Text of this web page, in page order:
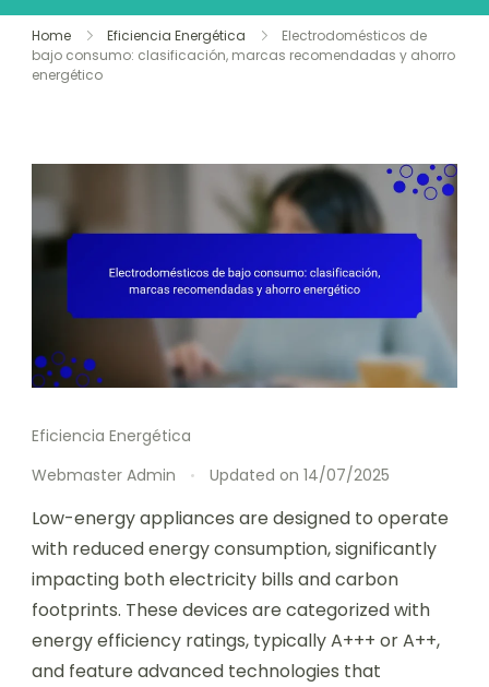
for:
Home Eficiencia Energética
Electrodomésticos de
bajo consumo: clasificación, marcas recomendadas y ahorro
energético
Eficiencia Energética
Webmaster Admin
Updated on 14/07/2025
Low-energy appliances are designed to operate
with reduced energy consumption, significantly
impacting both electricity bills and carbon
footprints. These devices are categorized with
energy efficiency ratings, typically A+++ or A++,
and feature advanced technologies that